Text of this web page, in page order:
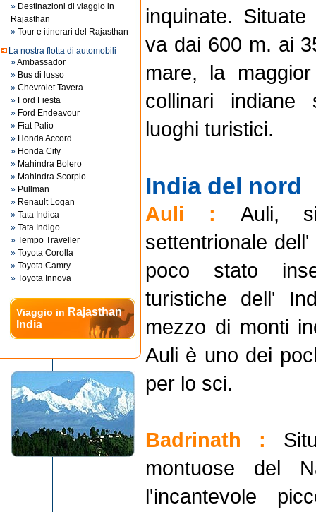
» Destinazioni di viaggio in
Rajasthan
» Tour e itinerari del Rajasthan
La nostra flotta di automobili
»Ambassador
» Bus di lusso
» Chevrolet Tavera
» Ford Fiesta
» Ford Endeavour
» Fiat Palio
» Honda Accord
» Honda City
» Mahindra Bolero
» Mahindra Scorpio
» Pullman
» Renault Logan
» Tata Indica
» Tata Indigo
» Tempo Traveller
» Toyota Corolla
» Toyota Camry
» Toyota Innova
Viaggio in Rajasthan
India
inquinate.
va dai 600 m. ai
mare, la
collinari indiane
luoghi turistici.
India del nord
Auli : Auli,
settentrionale
poco stato
turistiche dell'
mezzo di monti
Auli è uno dei
per lo sci.
Badrinath :
montuose del
l'incantevole